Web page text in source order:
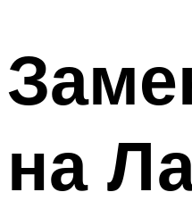
Меню
на